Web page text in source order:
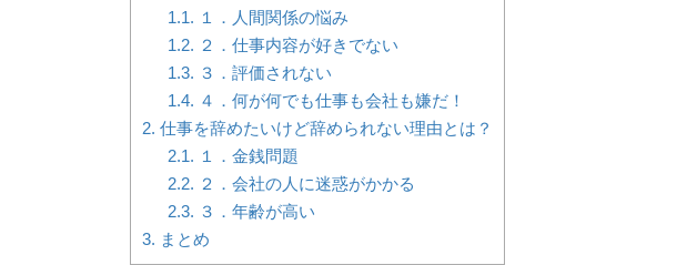
1.1. １．人間関係の悩み
1.2. ２．仕事内容が好きでない
1.3. ３．評価されない
1.4. ４．何が何でも仕事も会社も嫌だ！
2. 仕事を辞めたいけど辞められない理由とは？
2.1. １．金銭問題
2.2. ２．会社の人に迷惑がかかる
2.3. ３．年齢が高い
3. まとめ